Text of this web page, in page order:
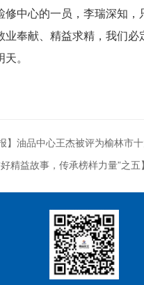
修中心的一员，李瑞深知，
业奉献、精益求精，我们必
。
】油品中心王杰被评为榆林市